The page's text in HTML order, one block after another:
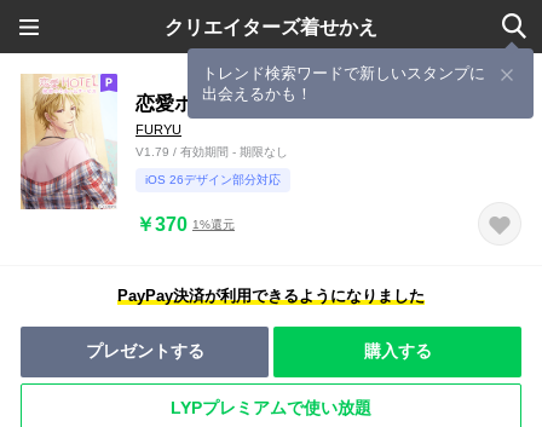
クリエイターズ着せかえ
トレンド検索ワードで新しいスタンプに
出会えるかも！
恋愛ホテル ―藤澤 リク―
FURYU
V1.79 / 有効期間 - 期限なし
iOS 26デザイン部分対応
￥370 1%還元
PayPay決済が利用できるようになりました
プレゼントする 購入する
LYPプレミアムで使い放題